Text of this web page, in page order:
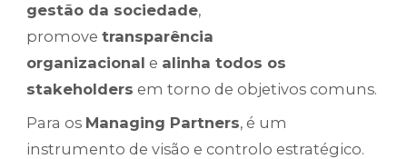
gestão da sociedade,
promove transparência
organizacional e alinha todos os
stakeholders em torno de objetivos comuns.
Para os Managing Partners, é um
instrumento de visão e controlo estratégico.